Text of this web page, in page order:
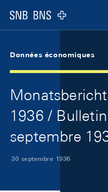
Logo
Données économiques
1936 /
septembre
30 septembre 1936